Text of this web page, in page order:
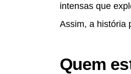
intensas que
Assim, a história
Quem